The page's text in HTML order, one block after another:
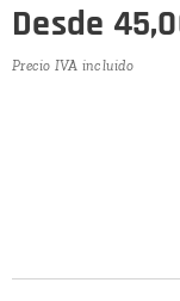
Desde
Precio IVA incluido